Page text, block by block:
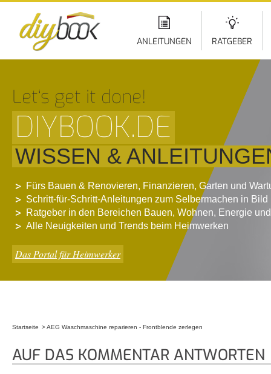
ANLEITUNGEN RATGEBER
Let‘s get it done!
DIYBOOK.DE
WISSEN &
Fürs Bauen & Renovieren, Finanzieren, Garten und
Schritt-für-Schritt-Anleitungen zum Selbermachen in Bild
Ratgeber in den Bereichen Bauen, Wohnen, Energie
Alle Neuigkeiten und Trends beim Heimwerken
Das Portal für Heimwerker
Startseite AEG Waschmaschine reparieren - Frontblende zerlegen
AUF DAS KOMMENTAR ANTWORTEN